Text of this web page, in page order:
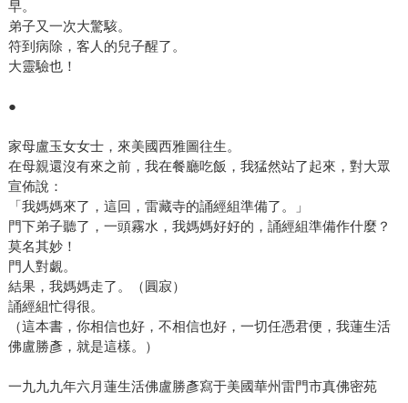
早。
弟子又一次大驚駭。
符到病除，客人的兒子醒了。
大靈驗也！
●
家母盧玉女女士，來美國西雅圖往生。
在母親還沒有來之前，我在餐廳吃飯，我猛然站了起來，對大眾
宣佈說：
「我媽媽來了，這回，雷藏寺的誦經組準備了。」
門下弟子聽了，一頭霧水，我媽媽好好的，誦經組準備作什麼？
莫名其妙！
門人對覷。
結果，我媽媽走了。（圓寂）
誦經組忙得很。
（這本書，你相信也好，不相信也好，一切任憑君便，我蓮生活
佛盧勝彥，就是這樣。）
一九九九年六月蓮生活佛盧勝彥寫于美國華州雷門市真佛密苑